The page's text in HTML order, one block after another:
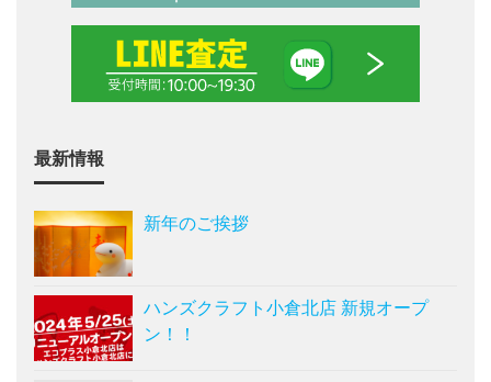
最新情報
新年のご挨拶
ハンズクラフト小倉北店 新規オープ
ン！！